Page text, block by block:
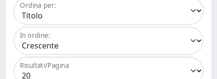
Ordina per:
In ordine:
Risultati/Pagina